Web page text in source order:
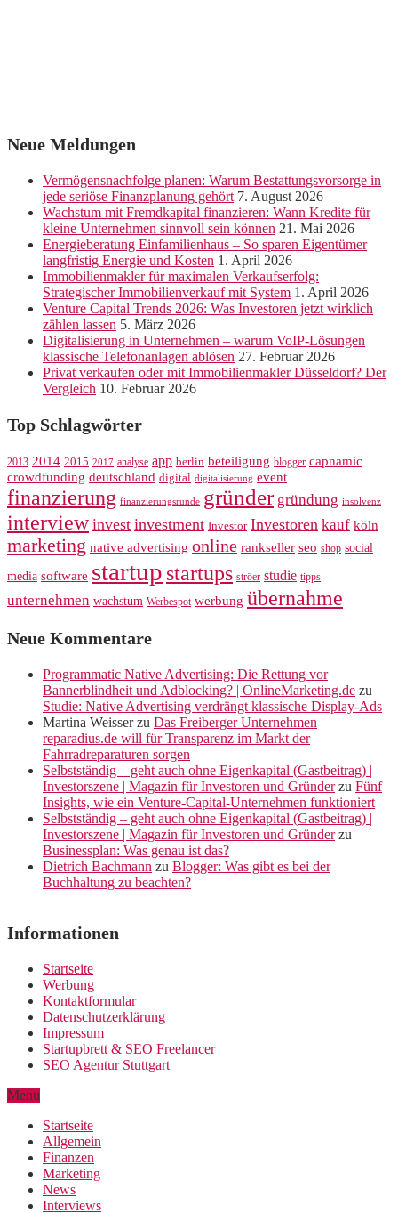
Neue Meldungen
Vermögensnachfolge planen: Warum Bestattungsvorsorge in
jede seriöse Finanzplanung gehört 7. August 2026
Wachstum mit Fremdkapital finanzieren: Wann Kredite für
kleine Unternehmen sinnvoll sein können 21. Mai 2026
Energieberatung Einfamilienhaus – So sparen Eigentümer
langfristig Energie und Kosten 1. April 2026
Immobilienmakler für maximalen Verkaufserfolg:
Strategischer Immobilienverkauf mit System 1. April 2026
Venture Capital Trends 2026: Was Investoren jetzt wirklich
zählen lassen 5. März 2026
Digitalisierung in Unternehmen – warum VoIP-Lösungen
klassische Telefonanlagen ablösen 27. Februar 2026
Privat verkaufen oder mit Immobilienmakler Düsseldorf? Der
Vergleich 10. Februar 2026
Top Schlagwörter
2013 2014 2015 2017 analyse app berlin beteiligung blogger capnamic
crowdfunding deutschland digital digitalisierung event
finanzierung finanzierungsrunde gründer gründung insolvenz
interview invest investment Investor Investoren kauf köln
marketing native advertising online rankseller seo shop social
media software startup startups ströer studie tipps
unternehmen wachstum Werbespot werbung übernahme
Neue Kommentare
Programmatic Native Advertising: Die Rettung vor
Bannerblindheit und Adblocking? | OnlineMarketing.de zu
Studie: Native Advertising verdrängt klassische Display-Ads
Martina Weisserzu Das Freiberger Unternehmen
reparadius.de will für Transparenz im Markt der
Fahrradreparaturen sorgen
Selbstständig – geht auch ohne Eigenkapital (Gastbeitrag) |
Investorszene | Magazin für Investoren und Gründerzu Fünf
Insights, wie ein Venture-Capital-Unternehmen funktioniert
Selbstständig – geht auch ohne Eigenkapital (Gastbeitrag) |
Investorszene | Magazin für Investoren und Gründerzu
Businessplan: Was genau ist das?
Dietrich Bachmann zu Blogger: Was gibt es bei der
Buchhaltung zu beachten?
Informationen
Startseite
Werbung
Kontaktformular
Datenschutzerklärung
Impressum
Startupbrett & SEO Freelancer
SEO Agentur Stuttgart
Menu
Startseite
Allgemein
Finanzen
Marketing
News
Interviews